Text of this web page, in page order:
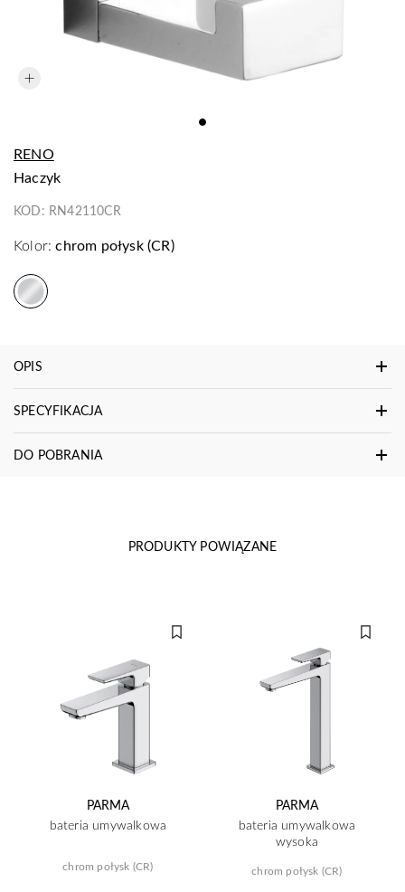
RENO
haczyk
KOD: RN42110CR
Kolor: chrom połysk (CR)
OPIS
SPECYFIKACJA
DO POBRANIA
PRODUKTY POWIĄZANE
PARMA
bateria umywalkowa
chrom połysk (CR)
PARMA
bateria umywalkowa
wysoka
chrom połysk (CR)